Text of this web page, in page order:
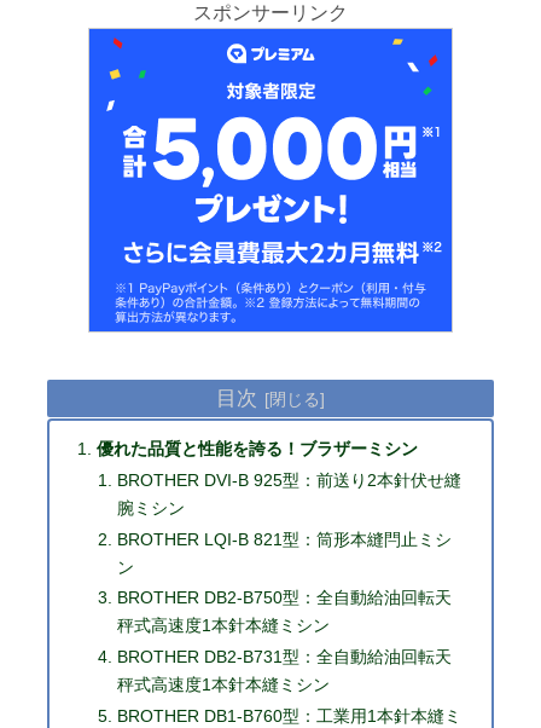
スポンサーリンク
目次
優れた品質と性能を誇る！ブラザーミシン
BROTHER DVI-B 925型：前送り2本針伏せ縫
腕ミシン
BROTHER LQI-B 821型：筒形本縫閂止ミシ
ン
BROTHER DB2-B750型：全自動給油回転天
秤式高速度1本針本縫ミシン
BROTHER DB2-B731型：全自動給油回転天
秤式高速度1本針本縫ミシン
BROTHER DB1-B760型：工業用1本針本縫ミ